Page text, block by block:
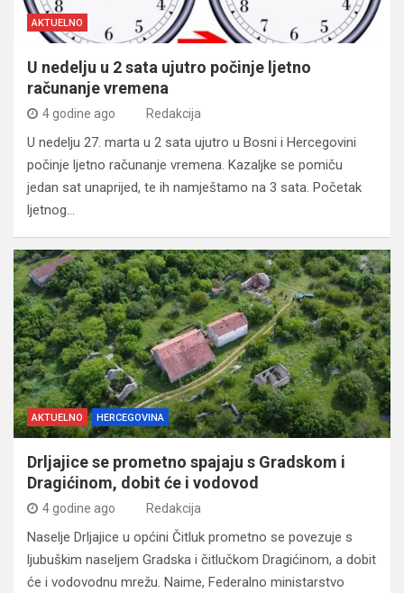
AKTUELNO
U nedelju u 2 sata ujutro počinje ljetno
računanje vremena
4 godine ago Redakcija
U nedelju 27. marta u 2 sata ujutro u Bosni i Hercegovini
počinje ljetno računanje vremena. Kazaljke se pomiču
jedan sat unaprijed, te ih namještamo na 3 sata. Početak
ljetnog…
AKTUELNO HERCEGOVINA
Drljajice se prometno spajaju s Gradskom i
Dragićinom, dobit će i vodovod
4 godine ago Redakcija
Naselje Drljajice u općini Čitluk prometno se povezuje s
ljubuškim naseljem Gradska i čitlučkom Dragićinom, a dobit
će i vodovodnu mrežu. Naime, Federalno ministarstvo